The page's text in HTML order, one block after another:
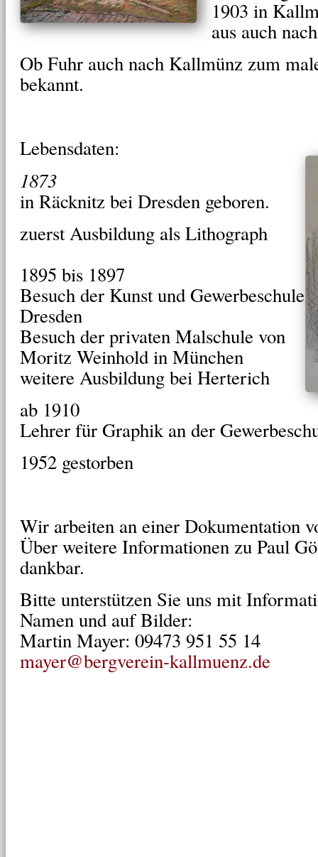
1903 in
aus auch
Ob Fuhr auch nach Kallmünz zum
bekannt.
Lebensdaten:
1873
in Räcknitz bei Dresden geboren.
zuerst Ausbildung als Lithograph
1895 bis 1897
Besuch der Kunst und Gewerbeschule
Dresden
Besuch der privaten Malschule von
Moritz Weinhold in München
weitere Ausbildung bei Herterich
ab 1910
Lehrer für Graphik an der
1952 gestorben
Wir arbeiten an einer Dokumentation
Über weitere Informationen zu Paul
dankbar.
Bitte unterstützen Sie uns mit
Namen und auf Bilder:
Martin Mayer: 09473 951 55 14
mayer@bergverein-kallmuenz.de